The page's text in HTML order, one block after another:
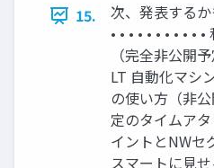
15.
次、発表する
• • • • • • • • •
（完全非公開
LT 自動化マシ
の使い方（非
定のタイムア
イントとNWセ
スマートに見